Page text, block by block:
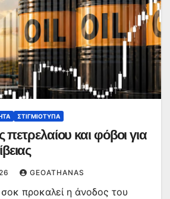
ΣΤΙΓΜΙΌΤΥΠΑ
πετρελαίου και φόβοι για
GEOATHANAS
προκαλεί η άνοδος του